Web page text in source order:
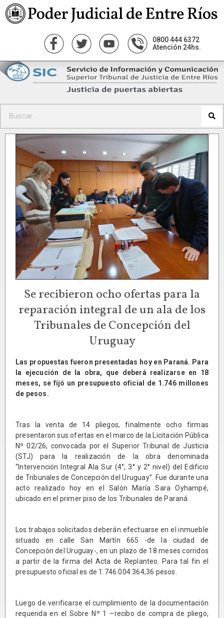
0800 444 6372
Atención 24hs.
Se recibieron ocho ofertas para la
reparación integral de un ala de los
Tribunales de Concepción del
Uruguay
Las propuestas fueron presentadas hoy en Paraná. Para
la ejecución de la obra, que deberá realizarse en 18
meses, se fijó un presupuesto oficial de 1.746 millones
de pesos.
Tras la venta de 14 pliegos, finalmente ocho firmas
presentaron sus ofertas en el marco de la Licitación Pública
Nº 02/26, convocada por el Superior Tribunal de Justicia
(STJ) para la realización de la obra denominada
“Intervención Integral Ala Sur (4°, 3° y 2° nivel) del Edificio
de Tribunales de Concepción del Uruguay”. Fue durante una
acto realizado hoy en el Salón María Sara Oyhampé,
ubicado en el primer piso de los Tribunales de Paraná.
Los trabajos solicitados deberán efectuarse en el inmueble
situado en calle San Martín 665 -de la ciudad de
Concepción del Uruguay-, en un plazo de 18 meses corridos
a partir de la firma del Acta de Replanteo. Para tal fin el
presupuesto oficial es de 1.746.004.364,36 pesos.
Luego de verificarse el cumplimiento de la documentación
requerida en el Sobre Nº 1 –recibo de compra de pliego,